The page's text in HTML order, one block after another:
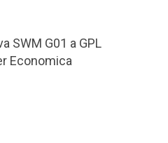
SWM G01 a GPL
Economica